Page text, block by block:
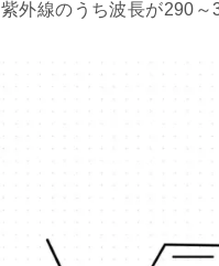
紫外線のうち波長が290～